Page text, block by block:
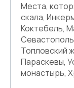
Места,
скала,
Коктебель,
Топловский
Параскевы,
монастырь,